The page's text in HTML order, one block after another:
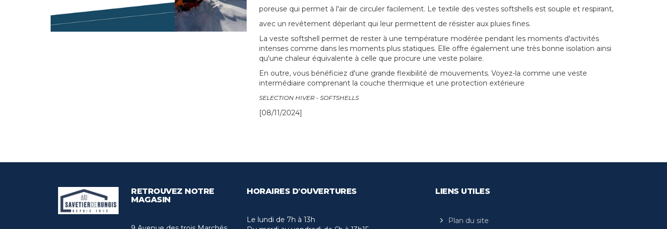
poreuse qui permet à l'air de circuler facilement. Le textile des vestes softshells est souple et respirant,
avec un revêtement déperlant qui leur permettent de résister aux pluies fines.
La veste softshell permet de rester à une température modérée pendant les moments d'activités
intenses comme dans les moments plus statiques. Elle offre également une très bonne isolation ainsi
qu'une chaleur équivalente à celle que procure une veste polaire.
En outre, vous bénéficiez d'une grande flexibilité de mouvements. Voyez-la comme une veste
intermédiaire comprenant la couche thermique et une protection extérieure
SELECTION HIVER - SOFTSHELLS
[08/11/2024]
RETROUVEZ NOTRE
MAGASIN
HORAIRES D'OUVERTURES
Le lundi de 7h à 13h
LIENS UTILES
Plan du site